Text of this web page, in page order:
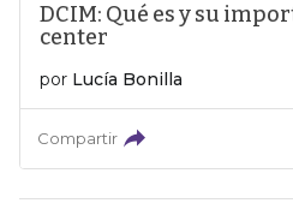
DCIM: Qué es y su
center
por Lucía Bonilla
Compartir